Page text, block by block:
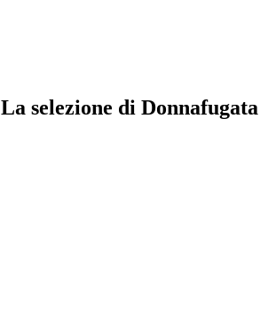
La selezione di Donnafugata